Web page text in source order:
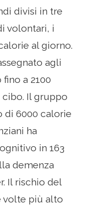
divisi in tre
volontari, i
al giorno.
agli
a 2100
Il gruppo
di 6000 calorie
ha
in 163
demenza
Il rischio del
volte più alto